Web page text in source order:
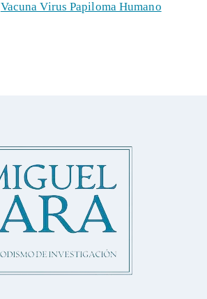
Vacuna Virus Papiloma Humano